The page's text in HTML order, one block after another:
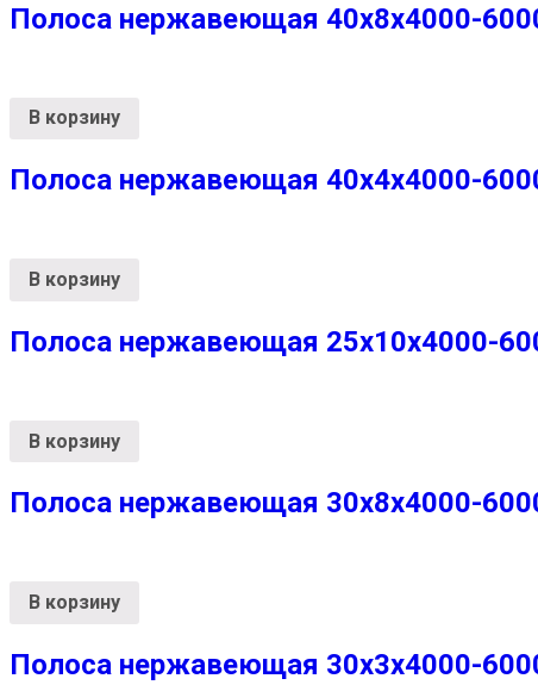
Полоса нержавеющая 40х8х4000-
В корзину
Полоса нержавеющая 40х4х4000-
В корзину
Полоса нержавеющая 25x10x4000-
В корзину
Полоса нержавеющая 30х8х4000-
В корзину
Полоса нержавеющая 30х3х4000-